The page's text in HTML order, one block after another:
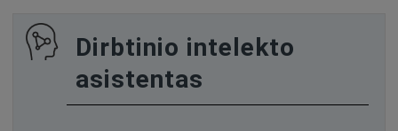
Dirbtinio intelekto
asistentas